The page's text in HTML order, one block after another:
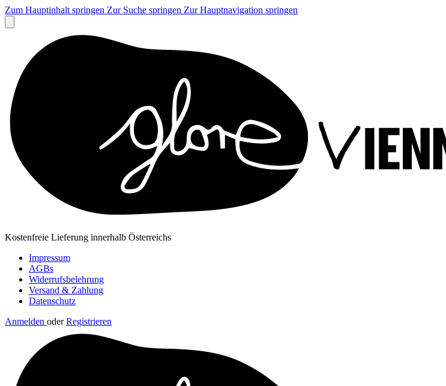
Zum Hauptinhalt springen Zur Suche springen Zur Hauptnavigation springen
Kostenfreie Lieferung innerhalb Österreichs
Impressum
AGBs
Widerrufsbelehrung
Versand & Zahlung
Datenschutz
Anmelden oder Registrieren